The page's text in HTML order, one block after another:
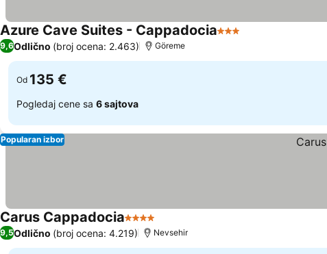
Azure Cave Suites - Cappadocia3 Zvezdice
9,6Odlično (broj ocena: 2.463) Göreme
Od 135 €
Pogledaj cene sa 6 sajtova
Popularan izbor
Carus Cappadocia4 Zvezdice
9,5Odlično (broj ocena: 4.219) Nevsehir